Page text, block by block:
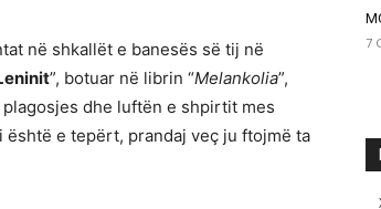
në shkallët e banesës së tij në
”, botuar në librin “Melankolia”,
dhe luftën e shpirtit mes
e tepërt, prandaj veç ju ftojmë ta
7